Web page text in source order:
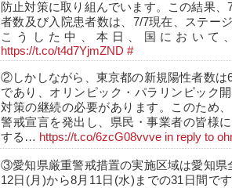
防止対策に取り組んでいます。この結果
者数及び入院患者数は、7/7現在、ステー
こうした中、本日、国において
https://t.co/t4d7YjmZND #
②しかしながら、東京都の新規陽性者数は
であり、オリンピック・パラリンピック
対策の継続の必要があります。このため
警戒宣言を発出し、県民・事業者の皆様
する… https://t.co/6zcG08vvve in reply to
③愛知県厳重警戒措置の実施区域は愛知県
12日(月)から8月11日(水)までの31日間で